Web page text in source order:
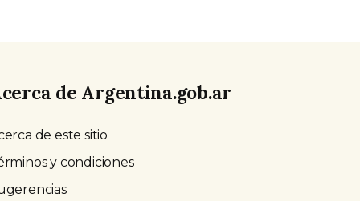
de Argentina.gob.ar
de este sitio
y condiciones